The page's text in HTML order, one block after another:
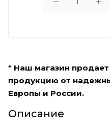
* Наш магазин
продукцию от
Европы и России.
Описание